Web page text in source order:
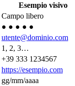
Esempio visivo
Campo libero
● ● ● ● ●
utente@dominio.com
1, 2, 3…
+39 333 1234567
https://esempio.com
gg/mm/aaaa